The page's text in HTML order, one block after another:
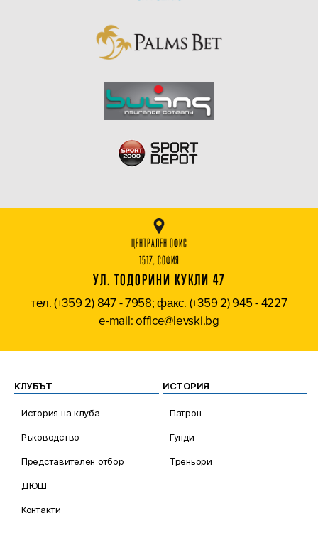
ЦЕНТРАЛЕН ОФИС
1517, СОФИЯ
УЛ. ТОДОРИНИ КУКЛИ 47
тел. (+359 2) 847 - 7958; факс. (+359 2) 945 - 4227
e-mail: office@levski.bg
КЛУБЪТ
История на клуба
Ръководство
Представителен отбор
ДЮШ
Контакти
ИСТОРИЯ
Патрон
Гунди
Треньори